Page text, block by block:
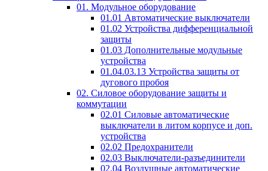
01. Модульное оборудование
01.01 Автоматические выключатели
01.02 Устройства дифференциальной
защиты
01.03 Дополнительные модульные
устройства
01.04.03.13 Устройства защиты от
дугового пробоя
02. Силовое оборудование защиты и
коммутации
02.01 Силовые автоматические
выключатели в литом корпусе и доп.
устройства
02.02 Предохранители
02.03 Выключатели-разъединители
02.04 Воздушные автоматические